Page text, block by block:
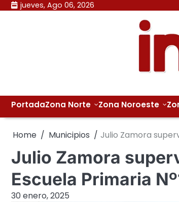
Skip jueves, Ago 06, 2026
PortadaZona Norte Zona Noroeste
Home Municipios Julio Zamora
Julio Zamora
Escuela Primaria
30 enero, 2025